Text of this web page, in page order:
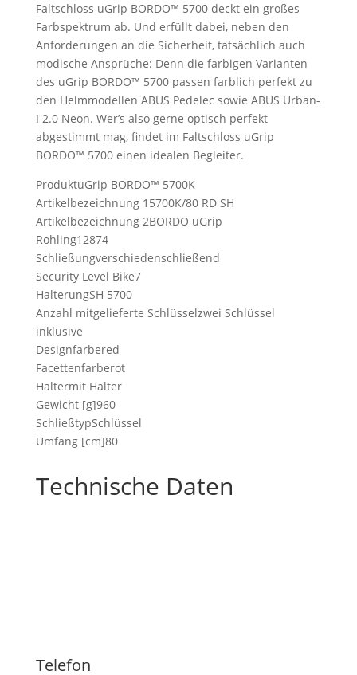
Faltschloss uGrip BORDO™ 5700 deckt ein großes
Farbspektrum ab. Und erfüllt dabei, neben den
Anforderungen an die Sicherheit, tatsächlich auch
modische Ansprüche: Denn die farbigen Varianten
des uGrip BORDO™ 5700 passen farblich perfekt zu
den Helmmodellen ABUS Pedelec sowie ABUS Urban-
I 2.0 Neon. Wer’s also gerne optisch perfekt
abgestimmt mag, findet im Faltschloss uGrip
BORDO™ 5700 einen idealen Begleiter.
ProduktuGrip BORDO™ 5700K
Artikelbezeichnung 15700K/80 RD SH
Artikelbezeichnung 2BORDO uGrip
Rohling12874
Schließungverschiedenschließend
Security Level Bike7
HalterungSH 5700
Anzahl mitgelieferte Schlüsselzwei Schlüssel
inklusive
Designfarbered
Facettenfarberot
Haltermit Halter
Gewicht [g]960
SchließtypSchlüssel
Umfang [cm]80
Technische Daten
Telefon